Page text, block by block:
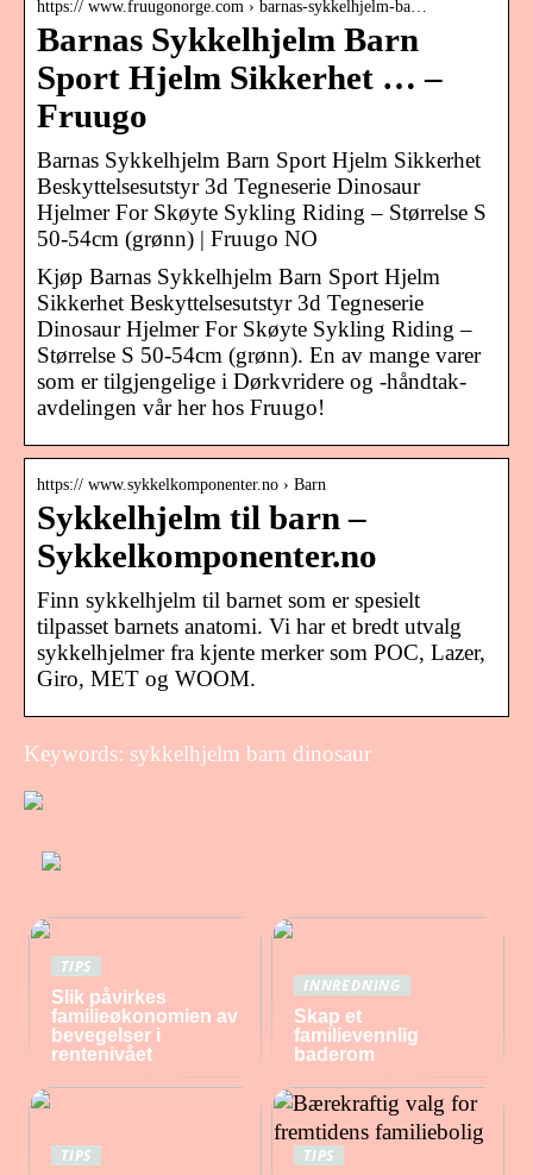
https:// www.fruugonorge.com › barnas-sykkelhjelm-ba…
Barnas Sykkelhjelm Barn
Sport Hjelm Sikkerhet … –
Fruugo
Barnas Sykkelhjelm Barn Sport Hjelm Sikkerhet
Beskyttelsesutstyr 3d Tegneserie Dinosaur
Hjelmer For Skøyte Sykling Riding – Størrelse S
50-54cm (grønn) | Fruugo NO
Kjøp Barnas Sykkelhjelm Barn Sport Hjelm
Sikkerhet Beskyttelsesutstyr 3d Tegneserie
Dinosaur Hjelmer For Skøyte Sykling Riding –
Størrelse S 50-54cm (grønn). En av mange varer
som er tilgjengelige i Dørkvridere og -håndtak-
avdelingen vår her hos Fruugo!
https:// www.sykkelkomponenter.no › Barn
Sykkelhjelm til barn –
Sykkelkomponenter.no
Finn sykkelhjelm til barnet som er spesielt
tilpasset barnets anatomi. Vi har et bredt utvalg
sykkelhjelmer fra kjente merker som POC, Lazer,
Giro, MET og WOOM.
Keywords: sykkelhjelm barn dinosaur
TIPS
Slik påvirkes
familieøkonomien av
bevegelser i
rentenivået
INNREDNING
Skap et
familievennlig
baderom
TIPS TIPS